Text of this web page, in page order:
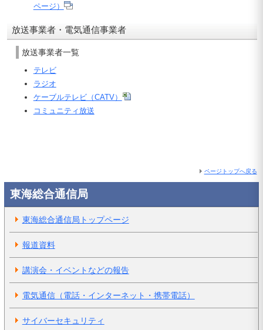
ページ）
放送事業者・電気通信事業者
放送事業者一覧
テレビ
ラジオ
ケーブルテレビ（CATV）
コミュニティ放送
ページトップへ戻る
東海総合通信局
東海総合通信局トップページ
報道資料
講演会・イベントなどの報告
電気通信（電話・インターネット・携帯電話）
サイバーセキュリティ